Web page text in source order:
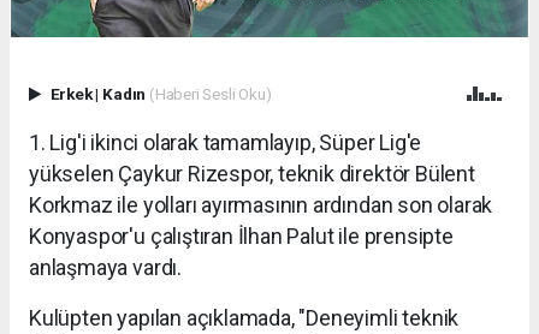
Erkek| Kadın (Haberi Sesli Oku)
1. Lig'i ikinci olarak tamamlayıp, Süper Lig'e
yükselen Çaykur Rizespor, teknik direktör Bülent
Korkmaz ile yolları ayırmasının ardından son olarak
Konyaspor'u çalıştıran İlhan Palut ile prensipte
anlaşmaya vardı.
Kulüpten yapılan açıklamada, "Deneyimli teknik